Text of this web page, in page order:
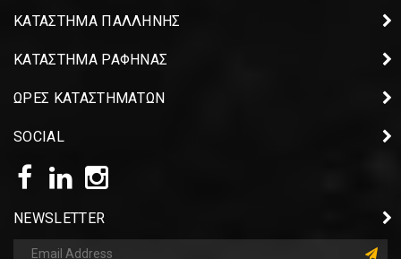
ΚΑΤΑΣΤΗΜΑ ΠΑΛΛΗΝΗΣ
ΚΑΤΑΣΤΗΜΑ ΡΑΦΗΝΑΣ
ΩΡΕΣ ΚΑΤΑΣΤΗΜΑΤΩΝ
SOCIAL
NEWSLETTER